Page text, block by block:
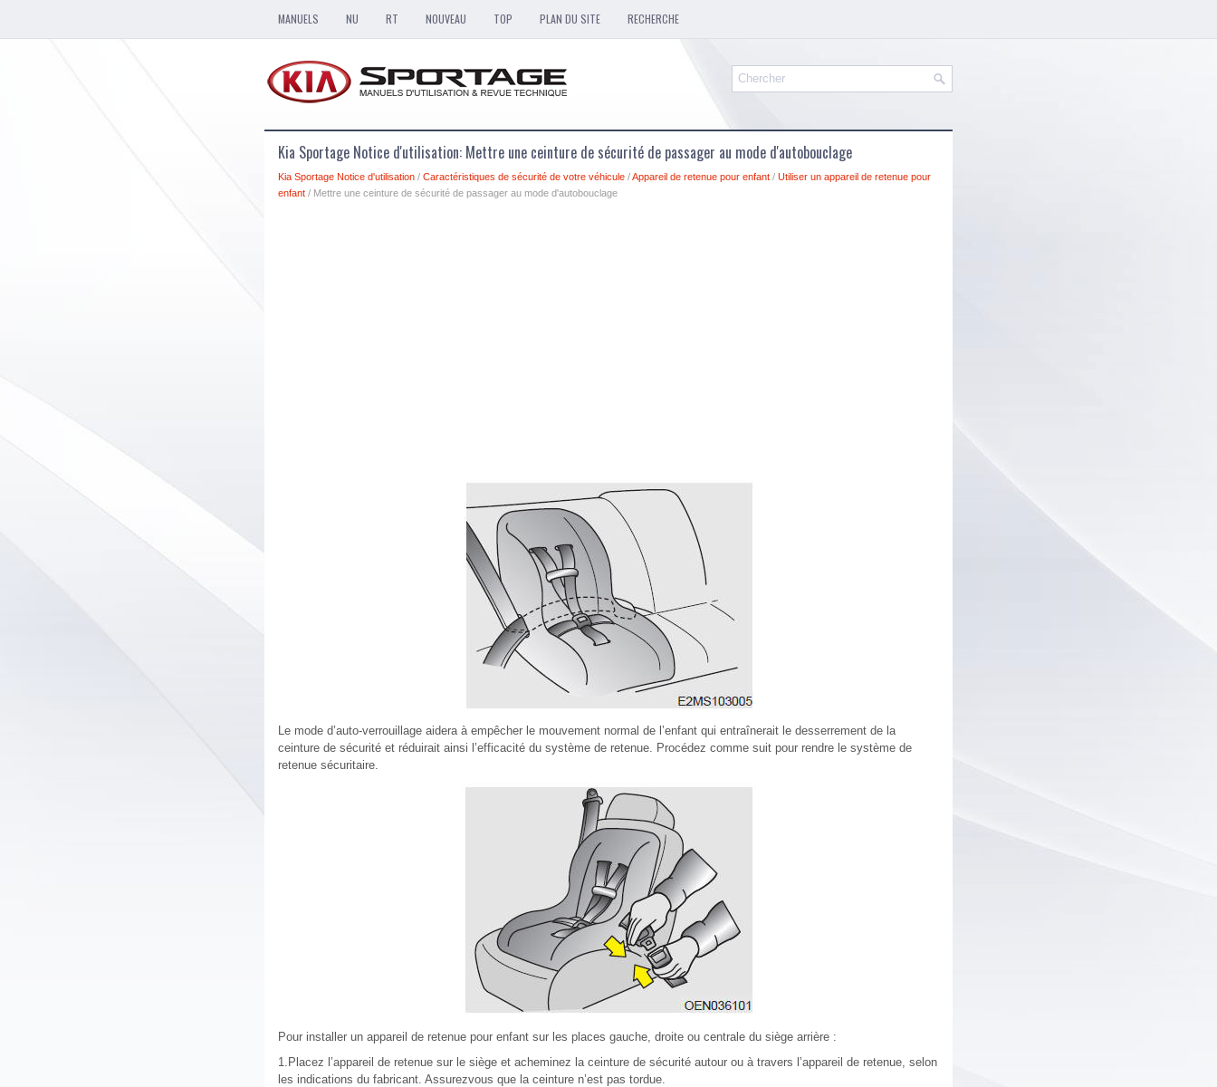
MANUELS NU RT NOUVEAU TOP PLAN DU SITE RECHERCHE
Kia Sportage Notice d'utilisation: Mettre une ceinture de sécurité de passager au mode d'autobouclage
Kia Sportage Notice d'utilisation / Caractéristiques de sécurité de votre véhicule /Appareil de retenue pour enfant / Utiliser un appareil de retenue pour
enfant / Mettre une ceinture de sécurité de passager au mode d'autobouclage
Le mode d’auto-verrouillage aidera à empêcher le mouvement normal de l’enfant qui entraînerait le desserrement de la
ceinture de sécurité et réduirait ainsi l’efficacité du système de retenue. Procédez comme suit pour rendre le système de
retenue sécuritaire.
Pour installer un appareil de retenue pour enfant sur les places gauche, droite ou centrale du siège arrière :
1.Placez l’appareil de retenue sur le siège et acheminez la ceinture de sécurité autour ou à travers l’appareil de retenue, selon
les indications du fabricant. Assurezvous que la ceinture n’est pas tordue.